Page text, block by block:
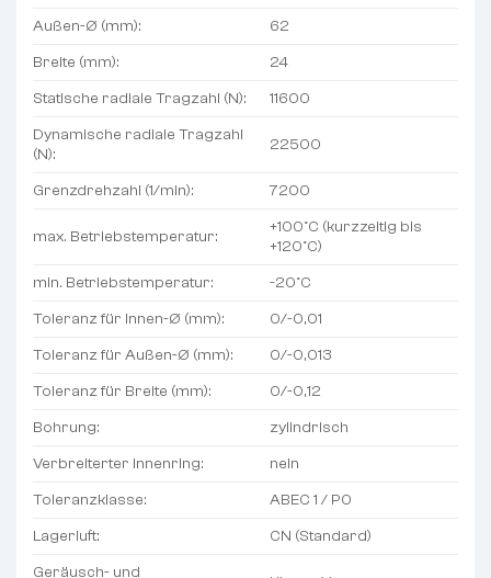
Außen-Ø (mm):
62
Breite (mm):
24
Statische radiale Tragzahl (N):
11600
Dynamische radiale Tragzahl
(N):
22500
Grenzdrehzahl (1/min): 7200
max. Betriebstemperatur:
+100°C (kurzzeitig bis
+120°C)
min. Betriebstemperatur:
-20°C
Toleranz für Innen-Ø (mm):
0/-0,01
Toleranz für Außen-Ø (mm):
0/-0,013
Toleranz für Breite (mm):
0/-0,12
Bohrung:
zylindrisch
Verbreiterter Innenring:
nein
Toleranzklasse:
ABEC 1 / P0
Lagerluft:
CN (Standard)
Geräusch- und